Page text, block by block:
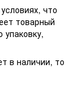
что
товарный
упаковку,
в наличии, то